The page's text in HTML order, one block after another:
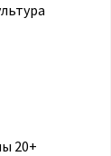
20+